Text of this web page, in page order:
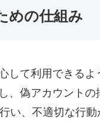
めの仕組み
して利用できる
、偽アカウント
い、不適切な行